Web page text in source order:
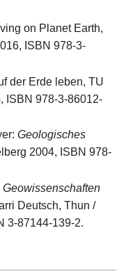
on Planet Earth,
ISBN 978-3-
der Erde leben, TU
ISBN 978-3-86012-
Geologisches
2004, ISBN 978-
Geowissenschaften
Deutsch, Thun /
3-87144-139-2.